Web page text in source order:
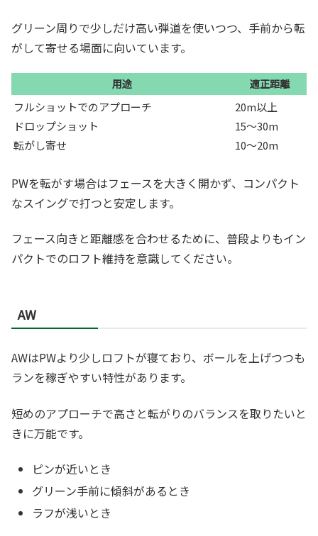
グリーン周りで少しだけ高い弾道を使いつつ、手前から転
がして寄せる場面に向いています。
用途 適正距離
フルショットでのアプローチ
ドロップショット
転がし寄せ
20m以上
15〜30m
10〜20m
PWを転がす場合はフェースを大きく開かず、コンパクト
なスイングで打つと安定します。
フェース向きと距離感を合わせるために、普段よりもイン
パクトでのロフト維持を意識してください。
AW
AWはPWより少しロフトが寝ており、ボールを上げつつも
ランを稼ぎやすい特性があります。
短めのアプローチで高さと転がりのバランスを取りたいと
きに万能です。
ピンが近いとき
グリーン手前に傾斜があるとき
ラフが浅いとき